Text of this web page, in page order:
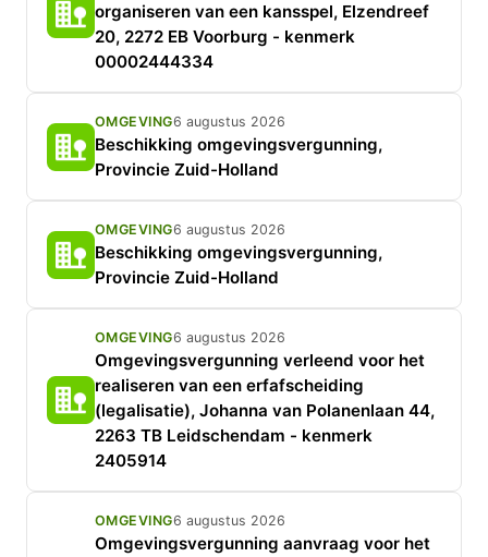
organiseren van een kansspel, Elzendreef
20, 2272 EB Voorburg - kenmerk
00002444334
OMGEVING6 augustus 2026
Beschikking omgevingsvergunning,
Provincie Zuid-Holland
OMGEVING6 augustus 2026
Beschikking omgevingsvergunning,
Provincie Zuid-Holland
OMGEVING6 augustus 2026
Omgevingsvergunning verleend voor het
realiseren van een erfafscheiding
(legalisatie), Johanna van Polanenlaan 44,
2263 TB Leidschendam - kenmerk
2405914
OMGEVING6 augustus 2026
Omgevingsvergunning aanvraag voor het